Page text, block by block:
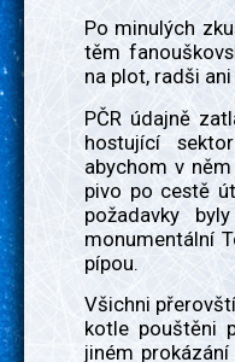
Po minulých
těm
na plot, radši
PČR údajně
hostující
abychom v
pivo po cestě
požadavky
monumentální
pípou.
Všichni
kotle pouštěni
jiném